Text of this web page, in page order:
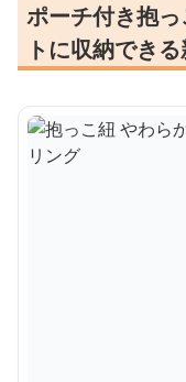
ポーチ付き抱
トに収納でき